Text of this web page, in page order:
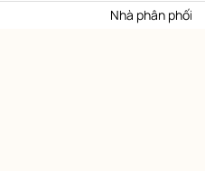
Nhà phân phối ủy